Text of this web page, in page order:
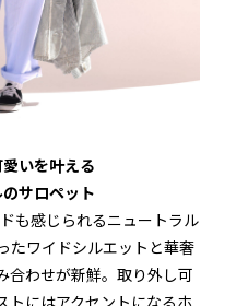
いを叶える
サロペット
も感じられるニュートラル
たワイドシルエットと華奢
合わせが新鮮。取り外し可